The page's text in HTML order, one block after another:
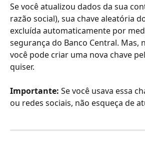
Se você atualizou dados da sua
razão social), sua chave aleatória
excluída automaticamente por
segurança do Banco Central. Mas,
você pode criar uma nova chave
quiser.
Importante: Se você usava essa
ou redes sociais, não esqueça de